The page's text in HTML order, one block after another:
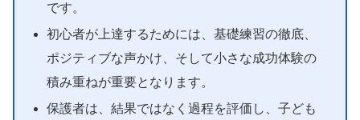
です。
初心者が上達するためには、基礎練習の徹底、
ポジティブな声かけ、そして小さな成功体験の
積み重ねが重要となります。
保護者は、結果ではなく過程を評価し、子ども